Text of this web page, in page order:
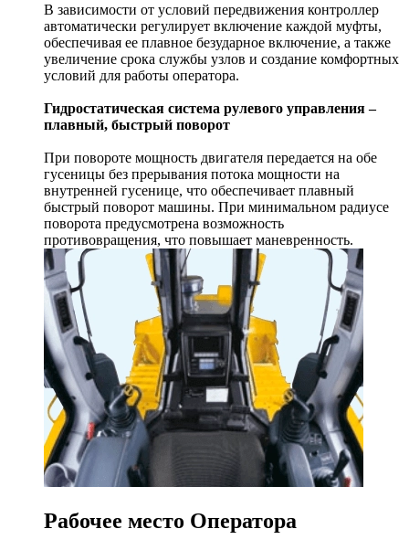
В зависимости от условий передвижения контроллер
автоматически регулирует включение каждой муфты,
обеспечивая ее плавное безударное включение, а также
увеличение срока службы узлов и создание комфортных
условий для работы оператора.
Гидростатическая система рулевого управления –
плавный, быстрый поворот
При повороте мощность двигателя передается на обе
гусеницы без прерывания потока мощности на
внутренней гусенице, что обеспечивает плавный
быстрый поворот машины. При минимальном радиусе
поворота предусмотрена возможность
противовращения, что повышает маневренность.
Рабочее место Оператора